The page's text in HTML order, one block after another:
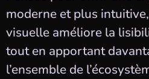
moderne et plus
visuelle améliore la
tout en apportant
l’ensemble de